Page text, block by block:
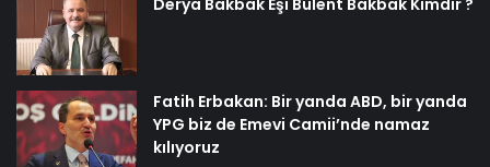
Derya Bakbak Eşi Bülent Bakbak Kimdir ?
Fatih Erbakan: Bir yanda ABD, bir yanda
YPG biz de Emevi Camii’nde namaz
kılıyoruz